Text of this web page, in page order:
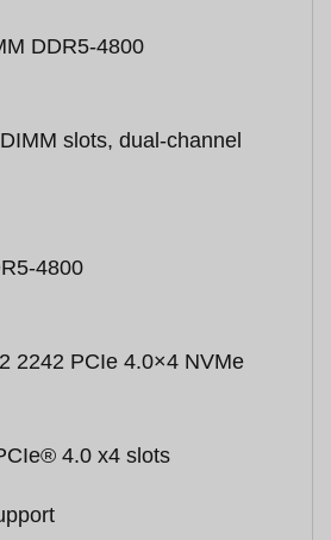
DDR5-4800
slots, dual-channel
4800
2242 PCIe 4.0×4 NVMe
4.0 x4 slots